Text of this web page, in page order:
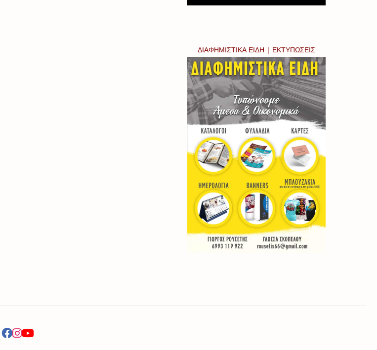
ΔΙΑΦΗΜΙΣΤΙΚΑ ΕΙΔΗ | ΕΚΤΥΠΩΣΕΙΣ